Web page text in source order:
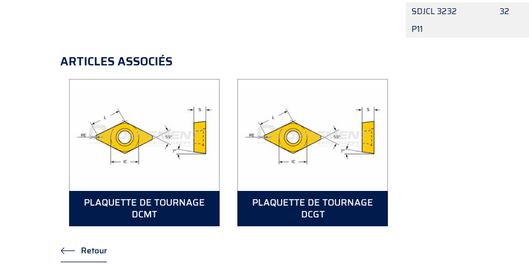
SDJCL 3232
P11
32
ARTICLES ASSOCIÉS
PLAQUETTE DE TOURNAGE
DCMT
PLAQUETTE DE TOURNAGE
DCGT
Retour